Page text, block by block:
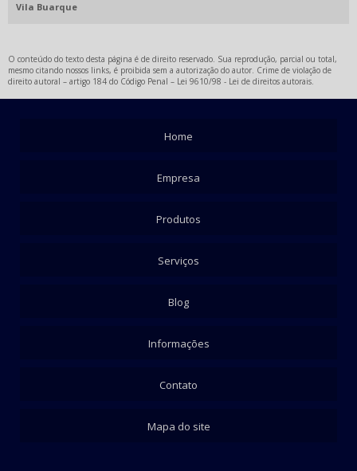
Vila Buarque
O conteúdo do texto desta página é de direito reservado. Sua reprodução, parcial ou total,
mesmo citando nossos links, é proibida sem a autorização do autor. Crime de violação de
direito autoral – artigo 184 do Código Penal – Lei 9610/98 - Lei de direitos autorais.
Home
Empresa
Produtos
Serviços
Blog
Informações
Contato
Mapa do site